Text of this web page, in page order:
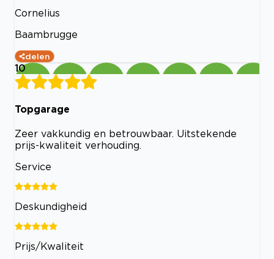
Cornelius
Baambrugge
delen
10
Topgarage
Zeer vakkundig en betrouwbaar. Uitstekende
prijs-kwaliteit verhouding.
Service
Deskundigheid
Prijs/Kwaliteit